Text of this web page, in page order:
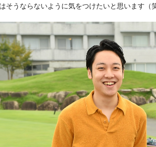
そうならないように気をつけたいと思います（